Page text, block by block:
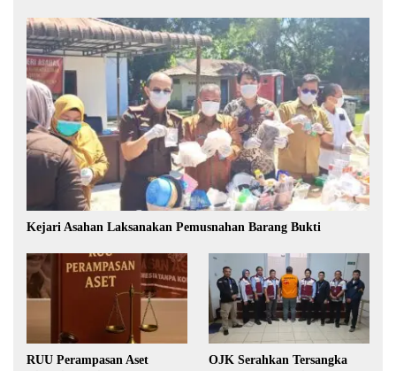
Kejari Asahan Laksanakan Pemusnahan Barang Bukti
RUU Perampasan Aset
OJK Serahkan Tersangka